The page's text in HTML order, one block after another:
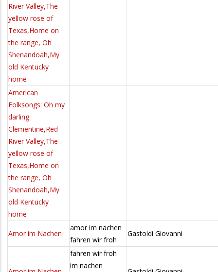
River Valley,The
yellow rose of
Texas,Home on
the range, Oh
Shenandoah,My
old Kentucky
home
American
Folksongs: Oh my
darling
Clementine,Red
River Valley,The
yellow rose of
Texas,Home on
the range, Oh
Shenandoah,My
old Kentucky
home
Amor im Nachen
amor im nachen
fahren wir froh
Gastoldi Giovanni
fahren wir froh
im nachen